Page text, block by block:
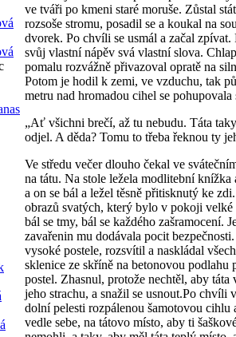
ve tváři po kmeni staré moruše. Zůstal
rozsoše stromu, posadil se a koukal na
dvorek. Po chvíli se usmál a začal zpívat.
svůj vlastní nápěv svá vlastní slova.
pomalu rozvážně přivazoval opratě na
Potom je hodil k zemi, ve vzduchu, tak
metru nad hromadou cihel se pohupovala
„Ať všichni brečí, až tu nebudu. Táta
odjel. A děda? Tomu to třeba řeknou ty
Ve středu večer dlouho čekal ve
na tátu. Na stole ležela modlitební knížka
a on se bál a ležel těsně přitisknutý ke
obrazů svatých, který bylo v pokoji velké
bál se tmy, bál se každého zašramocení.
zavařenin mu dodávala pocit
vysoké postele, rozsvítil a naskládal
sklenice ze skříně na betonovou podlahu
postel. Zhasnul, protože nechtěl, aby táta
jeho strachu, a snažil se usnout.Po chvíli
dolní pelesti rozpálenou šamotovou cihlu
vedle sebe, na tátovo místo, aby ti